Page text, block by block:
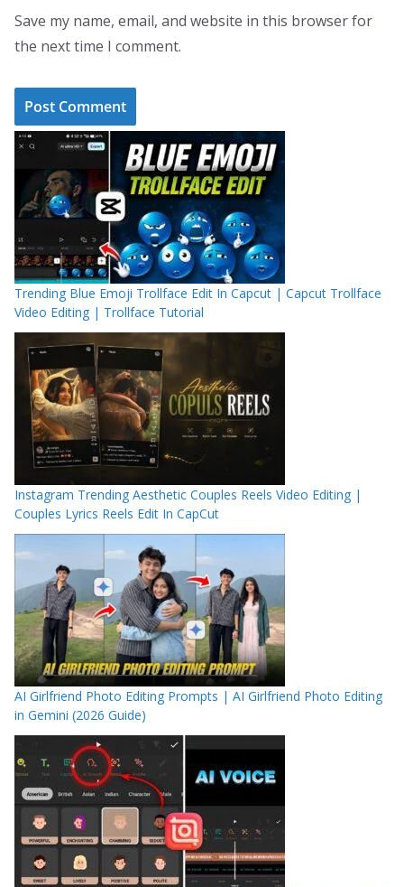
Save my name, email, and website in this browser for
the next time I comment.
Trending Blue Emoji Trollface Edit In Capcut | Capcut Trollface
Video Editing | Trollface Tutorial
Instagram Trending Aesthetic Couples Reels Video Editing |
Couples Lyrics Reels Edit In CapCut
AI Girlfriend Photo Editing Prompts | AI Girlfriend Photo Editing
in Gemini (2026 Guide)